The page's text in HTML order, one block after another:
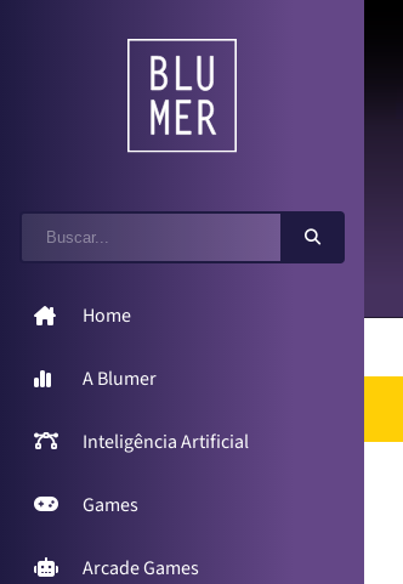
Home
A Blumer
Inteligência Artificial
Games
Arcade Games